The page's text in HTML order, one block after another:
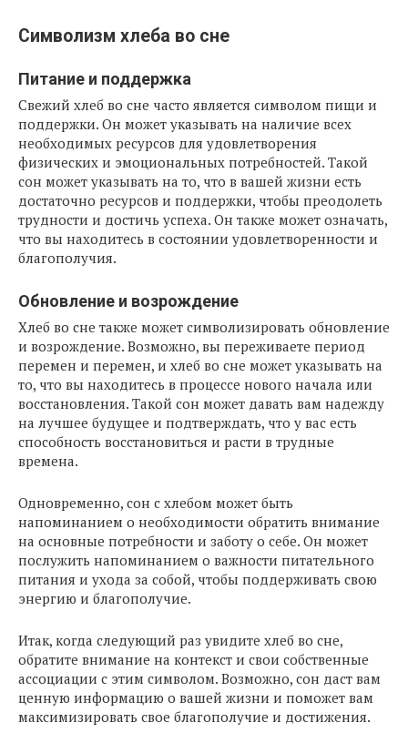
Символизм хлеба во сне
Питание и поддержка
Свежий хлеб во сне часто является символом пищи и
поддержки. Он может указывать на наличие всех
необходимых ресурсов для удовлетворения
физических и эмоциональных потребностей. Такой
сон может указывать на то, что в вашей жизни есть
достаточно ресурсов и поддержки, чтобы преодолеть
трудности и достичь успеха. Он также может означать,
что вы находитесь в состоянии удовлетворенности и
благополучия.
Обновление и возрождение
Хлеб во сне также может символизировать обновление
и возрождение. Возможно, вы переживаете период
перемен и перемен, и хлеб во сне может указывать на
то, что вы находитесь в процессе нового начала или
восстановления. Такой сон может давать вам надежду
на лучшее будущее и подтверждать, что у вас есть
способность восстановиться и расти в трудные
времена.
Одновременно, сон с хлебом может быть
напоминанием о необходимости обратить внимание
на основные потребности и заботу о себе. Он может
послужить напоминанием о важности питательного
питания и ухода за собой, чтобы поддерживать свою
энергию и благополучие.
Итак, когда следующий раз увидите хлеб во сне,
обратите внимание на контекст и свои собственные
ассоциации с этим символом. Возможно, сон даст вам
ценную информацию о вашей жизни и поможет вам
максимизировать свое благополучие и достижения.